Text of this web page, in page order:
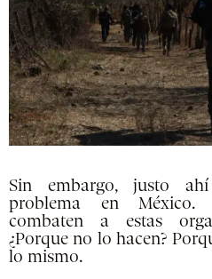
Sin embargo, justo
problema en México.
combaten a estas
¿Porque no lo hacen?
lo mismo.